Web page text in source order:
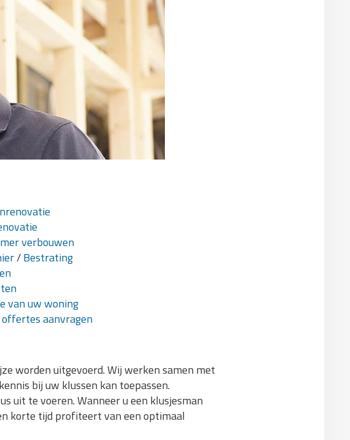
verbouwen
/Bestrating
van uw woning
aanvragen
worden uitgevoerd. Wij werken samen met
bij uw klussen kan toepassen.
uit te voeren. Wanneer u een klusjesman
korte tijd profiteert van een optimaal